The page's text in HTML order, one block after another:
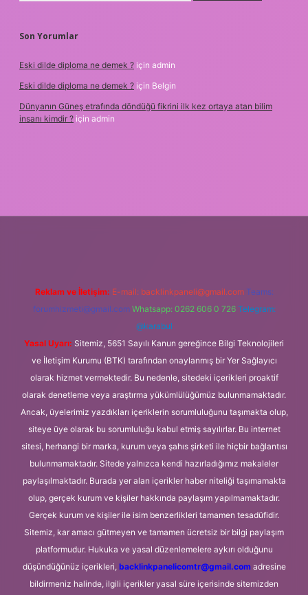
Son Yorumlar
Eski dilde diploma ne demek ? için admin
Eski dilde diploma ne demek ? için Belgin
Dünyanın Güneş etrafında döndüğü fikrini ilk kez ortaya atan bilim
insanı kimdir ? için admin
Reklam ve İletişim: E-mail: backlinkpaneli@gmail.com Teams:
forumhizmeti@gmail.com Whatsapp: 0262 606 0 726 Telegram:
@karabul
Yasal Uyarı: Sitemiz, 5651 Sayılı Kanun gereğince Bilgi Teknolojileri
ve İletişim Kurumu (BTK) tarafından onaylanmış bir Yer Sağlayıcı
olarak hizmet vermektedir. Bu nedenle, sitedeki içerikleri proaktif
olarak denetleme veya araştırma yükümlülüğümüz bulunmamaktadır.
Ancak, üyelerimiz yazdıkları içeriklerin sorumluluğunu taşımakta olup,
siteye üye olarak bu sorumluluğu kabul etmiş sayılırlar. Bu internet
sitesi, herhangi bir marka, kurum veya şahıs şirketi ile hiçbir bağlantısı
bulunmamaktadır. Sitede yalnızca kendi hazırladığımız makaleler
paylaşılmaktadır. Burada yer alan içerikler haber niteliği taşımamakta
olup, gerçek kurum ve kişiler hakkında paylaşım yapılmamaktadır.
Gerçek kurum ve kişiler ile isim benzerlikleri tamamen tesadüfidir.
Sitemiz, kar amacı gütmeyen ve tamamen ücretsiz bir bilgi paylaşım
platformudur. Hukuka ve yasal düzenlemelere aykırı olduğunu
düşündüğünüz içerikleri, backlinkpanelicomtr@gmail.comadresine
bildirmeniz halinde, ilgili içerikler yasal süre içerisinde sitemizden